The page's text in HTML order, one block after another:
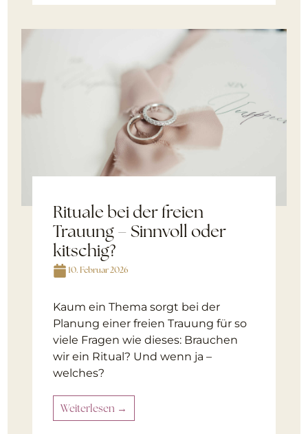
Rituale bei der freien
Trauung – Sinnvoll oder
kitschig?
10. Februar 2026
Kaum ein Thema sorgt bei der
Planung einer freien Trauung für so
viele Fragen wie dieses: Brauchen
wir ein Ritual? Und wenn ja –
welches?
Weiterlesen →